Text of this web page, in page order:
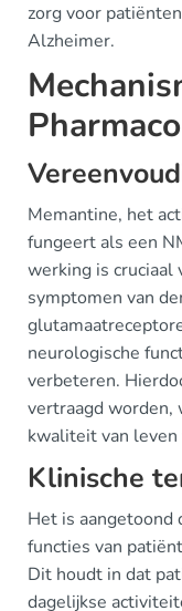
zorg voor
Alzheimer.
Memantine, het
fungeert als een
werking is cruciaal
symptomen van
neurologische
verbeteren.
vertraagd worden,
kwaliteit van
Klinische
Het is aangetoond
functies van
Dit houdt in dat
dagelijkse